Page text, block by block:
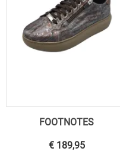
FOOTNOTES
€ 189,95